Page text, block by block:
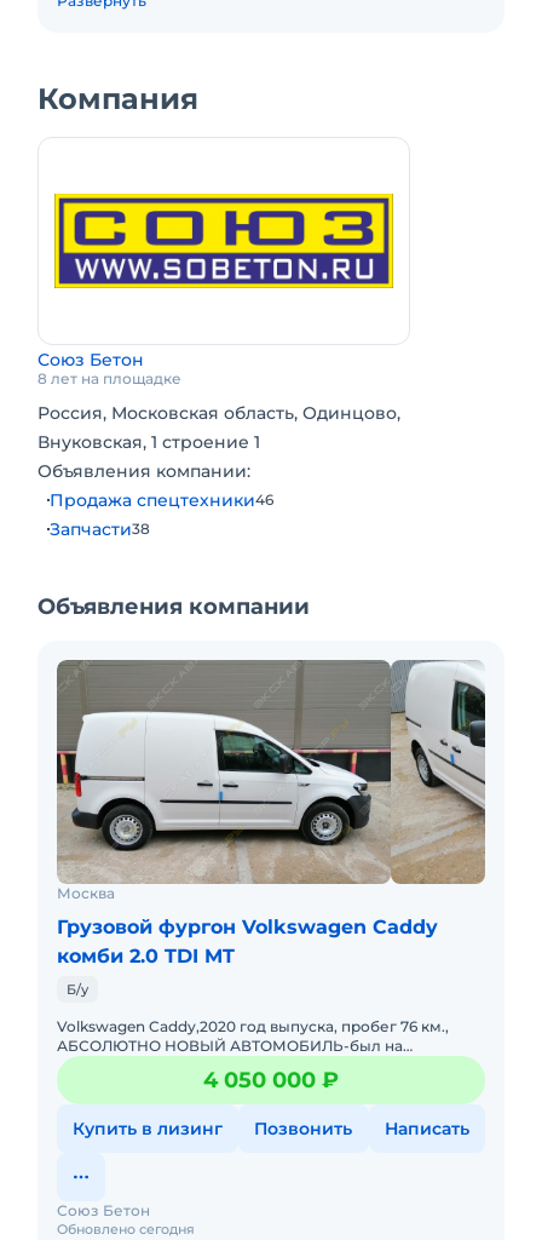
подшипники,тормозные колодки,передние
рычаги,пружины и амортизаторы передние и
пригнан мной из Германии в декабре 2021
года.Осмотр в г. Одинцово, Московская
область, ул. Внуковская д. 1 стр.
1.ПОСРЕДНИКОВ И АВТОСАЛОНЫ ПРОСЬБА
Компания
Союз Бетон
8 лет на площадке
Россия, Московская область, Одинцово,
Внуковская, 1 строение 1
Объявления компании:
Продажа спецтехники46
Запчасти38
Объявления компании
Москва
Грузовой фургон Volkswagen Caddy
комби 2.0 TDI MT
Б/у
Volkswagen Caddy,2020 год выпуска, пробег 76 км.,
АБСОЛЮТНО НОВЫЙ АВТОМОБИЛЬ-был на
хранении,Германия,грузовой фургон
цельнометаллический,евро-5,двигатель бензи
4 050 000 ₽
Купить в лизинг Позвонить Написать
Обновлено сегодня
Союз Бетон